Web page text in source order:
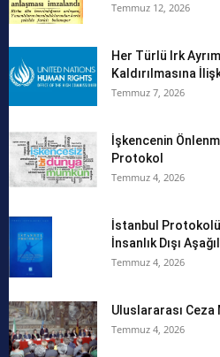
Temmuz 12, 2026
Her Türlü Irk
Kaldırılmasına
Temmuz 7, 2026
İşkencenin
Protokol
Temmuz 4, 2026
İstanbul
İnsanlık Dışı
Temmuz 4, 2026
Uluslararası
Temmuz 4, 2026